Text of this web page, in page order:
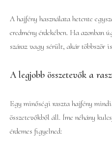
A hajfény használata hetente
eredmény érdekében. Ha azonban
száraz vagy sérült, akár többször
A legjobb összetevők a
Egy minőségi raszta hajfény
összetevőkből áll. Íme néhány
érdemes figyelned: